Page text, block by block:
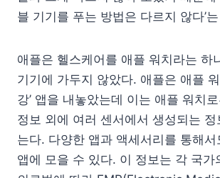
블 기기를 푸는 방법은 다르지 않다’
애플은 헬스케어를 애플 워치라는 하
기기에 가두지 않았다. 애플은 애플 워
강’ 앱을 내놓았는데 이는 애플 워치
정보 외에 여러 센서에서 생성되는
는다. 다양한 앱과 액세서리를 통해
앱에 모을 수 있다. 이 정보는 각 국가